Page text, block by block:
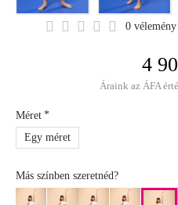
0 vélemény
4
Áraink az ÁFA
Más színben szeretnéd?
Méret
Egy méret